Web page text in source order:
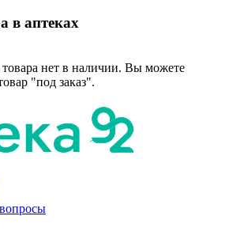
в аптеках
нет в наличии. Вы можете
"под заказ".